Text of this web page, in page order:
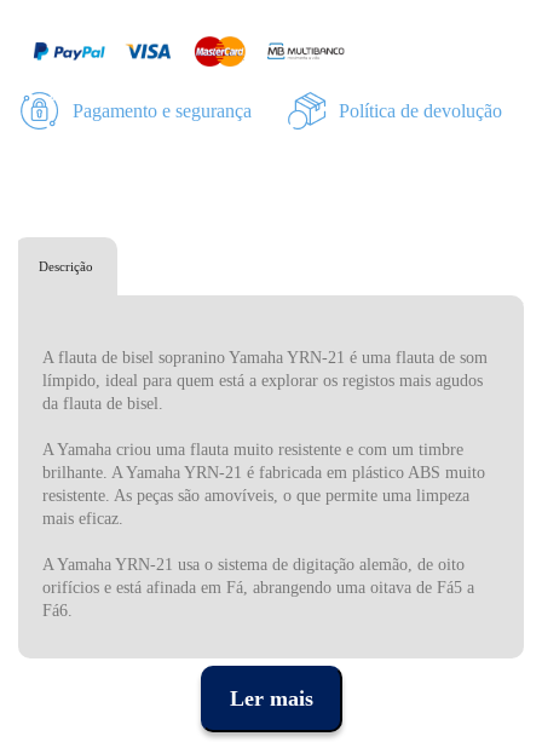
Pagamento e segurança Política de devolução
Descrição
A flauta de bisel sopranino Yamaha YRN-21 é uma flauta de som
límpido, ideal para quem está a explorar os registos mais agudos
da flauta de bisel.
A Yamaha criou uma flauta muito resistente e com um timbre
brilhante. A Yamaha YRN-21 é fabricada em plástico ABS muito
resistente. As peças são amovíveis, o que permite uma limpeza
mais eficaz.
A Yamaha YRN-21 usa o sistema de digitação alemão, de oito
orifícios e está afinada em Fá, abrangendo uma oitava de Fá5 a
Fá6.
A flauta de bisel é muito popular para a iniciação musical de
crianças em idade escolar e em terapia musical, por ser fácil de
aprender, mas é também muito interessante para acompanhar
Ler mais